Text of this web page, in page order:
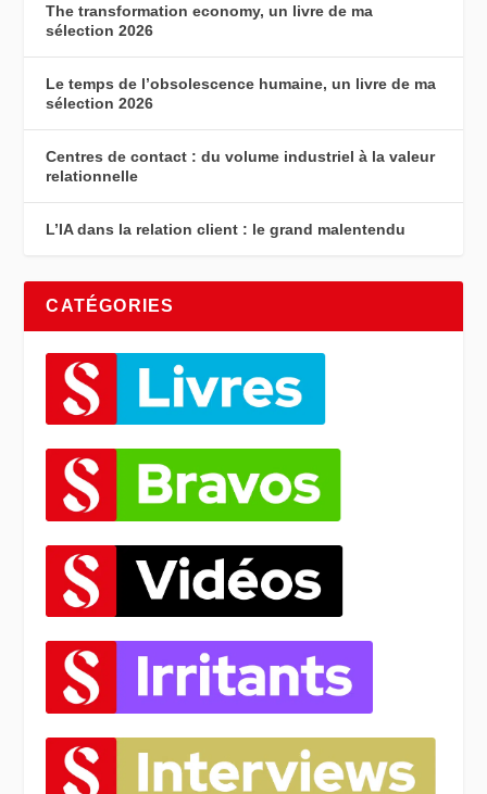
The transformation economy, un livre de ma
sélection 2026
Le temps de l’obsolescence humaine, un livre de ma
sélection 2026
Centres de contact : du volume industriel à la valeur
relationnelle
L’IA dans la relation client : le grand malentendu
CATÉGORIES